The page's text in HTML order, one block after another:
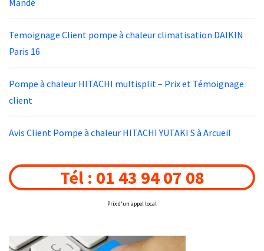
Temoignage Client pompe à chaleur climatisation DAIKIN
Paris 16
Pompe à chaleur HITACHI multisplit – Prix et Témoignage
client
Avis Client Pompe à chaleur HITACHI YUTAKI S à Arcueil
Tél : 01 43 94 07 08
Prix d'un appel local